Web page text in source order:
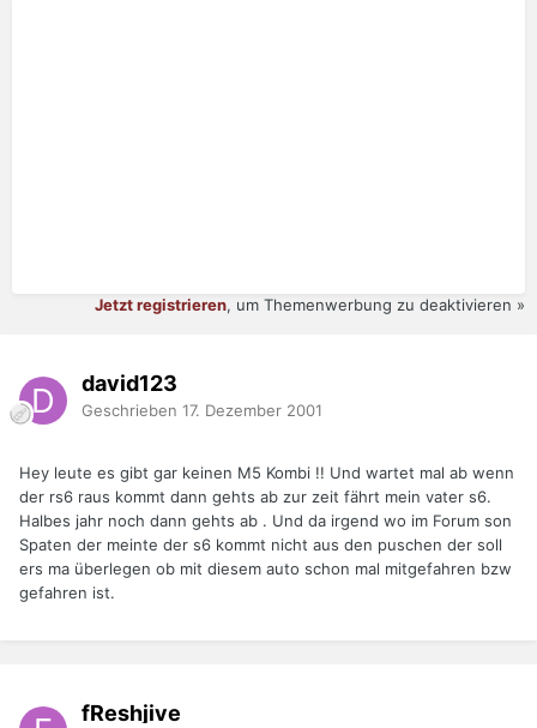
Jetzt registrieren, um Themenwerbung zu deaktivieren »
david123
Geschrieben 17. Dezember 2001
Hey leute es gibt gar keinen M5 Kombi !! Und wartet mal ab wenn
der rs6 raus kommt dann gehts ab zur zeit fährt mein vater s6.
Halbes jahr noch dann gehts ab . Und da irgend wo im Forum son
Spaten der meinte der s6 kommt nicht aus den puschen der soll
ers ma überlegen ob mit diesem auto schon mal mitgefahren bzw
gefahren ist.
fReshjive